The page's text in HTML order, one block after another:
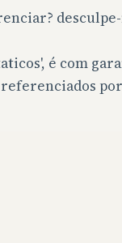
é com
referenciados